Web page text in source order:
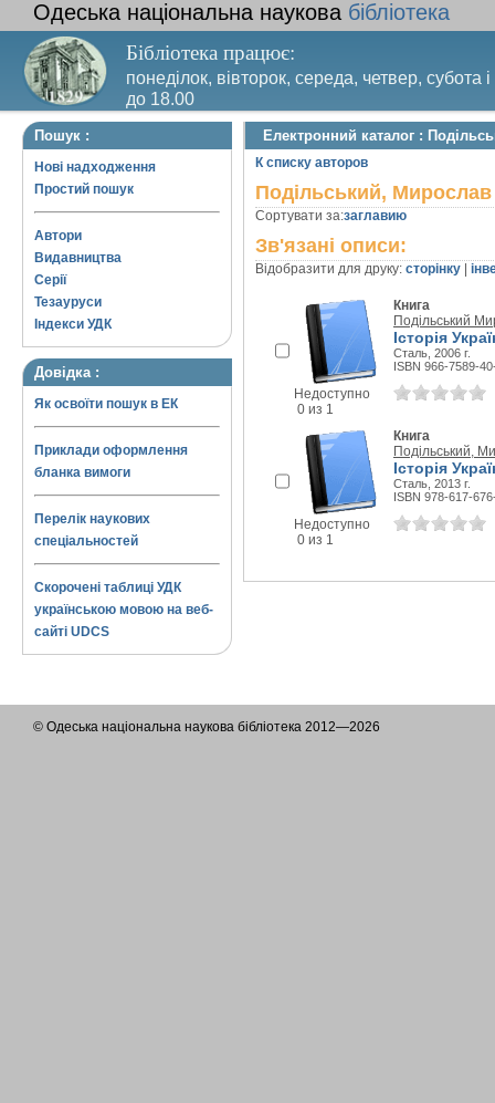
Одеська національна наукова бібліотека
Бібліотека працює:
понеділок, вівторок, середа, четвер, субота
до 18.00
Вихідний день – п’ятниця. Останній четвер
Пошук :
Нові надходження
Простий пошук
Автори
Видавництва
Серії
Тезауруси
Індекси УДК
Довідка :
Як освоїти пошук в ЕК
Приклади оформлення
бланка вимоги
Перелік наукових
спеціальностей
Скорочені таблиці УДК
українською мовою на веб-
сайті UDCS
Електронний каталог :
К списку авторов
Подільський,
Сортувати за:заглавию
Зв'язані описи:
Відобразити для друку: сторінку
Недоступно
0 из 1
Книга
Подільський
Історія
Сталь, 2006 г.
ISBN 966-7589-
Недоступно
0 из 1
Книга
Подільський,
Історія
Сталь, 2013 г.
ISBN 978-617-
© Одеська національна наукова бібліотека 2012—2026